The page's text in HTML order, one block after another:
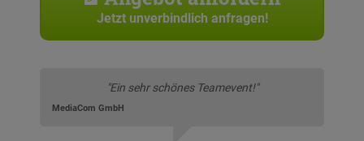
Jetzt unverbindlich anfragen!
"Ein sehr schönes Teamevent!"
MediaCom GmbH